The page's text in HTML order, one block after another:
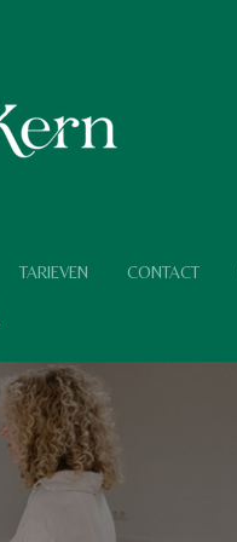
TARIEVEN CONTACT